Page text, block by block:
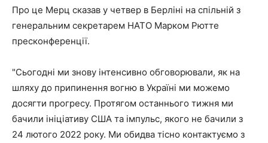
Про це Мерц сказав у четвер в Берліні на спільній з
генеральним секретарем НАТО Марком Рютте
пресконференції.
"Сьогодні ми знову інтенсивно обговорювали, як на
шляху до припинення вогню в Україні ми можемо
досягти прогресу. Протягом останнього тижня ми
бачили ініціативу США та імпульс, якого не бачили з
24 лютого 2022 року. Ми обидва тісно контактуємо з